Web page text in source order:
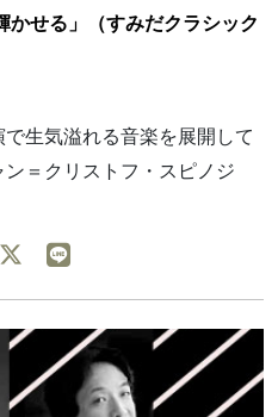
かせる」（すみだクラシック
生気溢れる音楽を展開して
＝クリストフ・スピノジ